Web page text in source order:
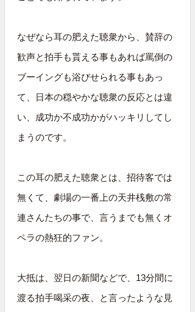
なぜなら耳の肥えた聴衆から、賛辞の
歓声と拍手も貰える事もあれば罵倒の
ブーイングも浴びせられる事もあっ
て、日本の穏やかな聴衆の反応とは違
い、成功か不成功かがハッキリしてし
まうのです。
この耳の肥えた聴衆とは、招待客では
無くて、劇場の一番上の天井桟敷の常
連さんたちの事で、言うまでも無くオ
ペラの熱狂的ファン。
大抵は、翌日の新聞などで、13分間に
渡る拍手喝采の夜、と言ったような見